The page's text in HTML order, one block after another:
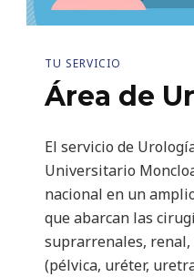
TU SERVICIO
Área de
El servicio de
Universitario
nacional en un
que abarcan las
suprarrenales, renal,
(pélvica, uréter,